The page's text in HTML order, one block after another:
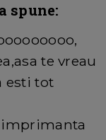
spune:
te vreau
esti tot